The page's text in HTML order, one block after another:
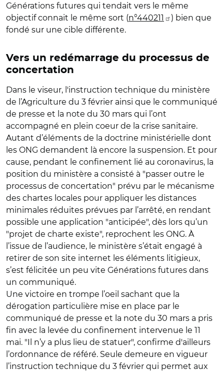
Générations futures qui tendait vers le même
objectif connait le même sort (n°440211
) bien que
fondé sur une cible différente.
Vers un redémarrage du processus de
concertation
Dans le viseur, l'instruction technique du ministère
de l’Agriculture du 3 février ainsi que le communiqué
de presse et la note du 30 mars qui l’ont
accompagné en plein coeur de la crise sanitaire.
Autant d’éléments de la doctrine ministérielle dont
les ONG demandent là encore la suspension. Et pour
cause, pendant le confinement lié au coronavirus, la
position du ministère a consisté à "passer outre le
processus de concertation" prévu par le mécanisme
des chartes locales pour appliquer les distances
minimales réduites prévues par l’arrêté, en rendant
possible une application "anticipée", dès lors qu’un
"projet de charte existe", reprochent les ONG. À
l’issue de l’audience, le ministère s’était engagé à
retirer de son site internet les éléments litigieux,
s’est félicitée un peu vite Générations futures dans
un communiqué.
Une victoire en trompe l’oeil sachant que la
dérogation particulière mise en place par le
communiqué de presse et la note du 30 mars a pris
fin avec la levée du confinement intervenue le 11
mai. "Il n’y a plus lieu de statuer", confirme d'ailleurs
l’ordonnance de référé. Seule demeure en vigueur
l’instruction technique du 3 février qui permet aux